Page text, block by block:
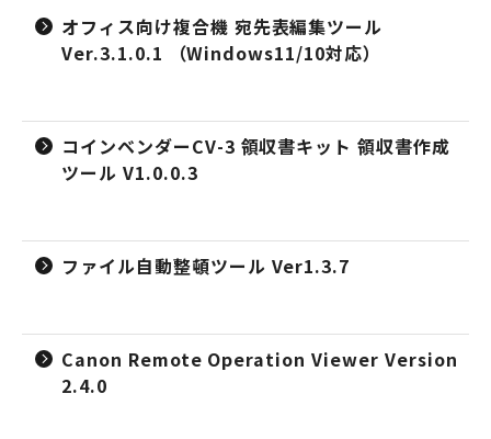
オフィス向け複合機 宛先表編集ツール
Ver.3.1.0.1 （Windows11/10対応）
コインベンダーCV-3 領収書キット 領収書作成
ツール V1.0.0.3
ファイル自動整頓ツール Ver1.3.7
Canon Remote Operation Viewer Version
2.4.0